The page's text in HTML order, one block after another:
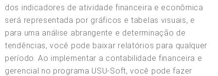
dos indicadores de atividade financeira e econômica
será representada por gráficos e tabelas visuais, e
para uma análise abrangente e determinação de
tendências, você pode baixar relatórios para qualquer
período. Ao implementar a contabilidade financeira e
gerencial no programa USU-Soft, você pode fazer